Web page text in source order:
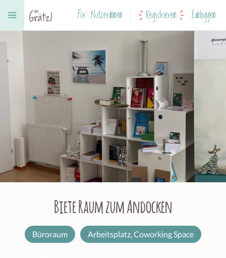
Für NutzerInnen Registrieren Einloggen
Biete Raum zum Andocken
Büroraum Arbeitsplatz, Coworking Space